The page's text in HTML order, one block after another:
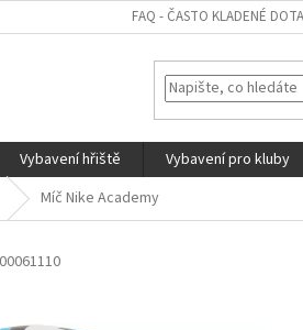
FAQ - ČASTO KLADENÉ
Vybavení hřiště Vybavení pro kluby
Míč Nike Academy